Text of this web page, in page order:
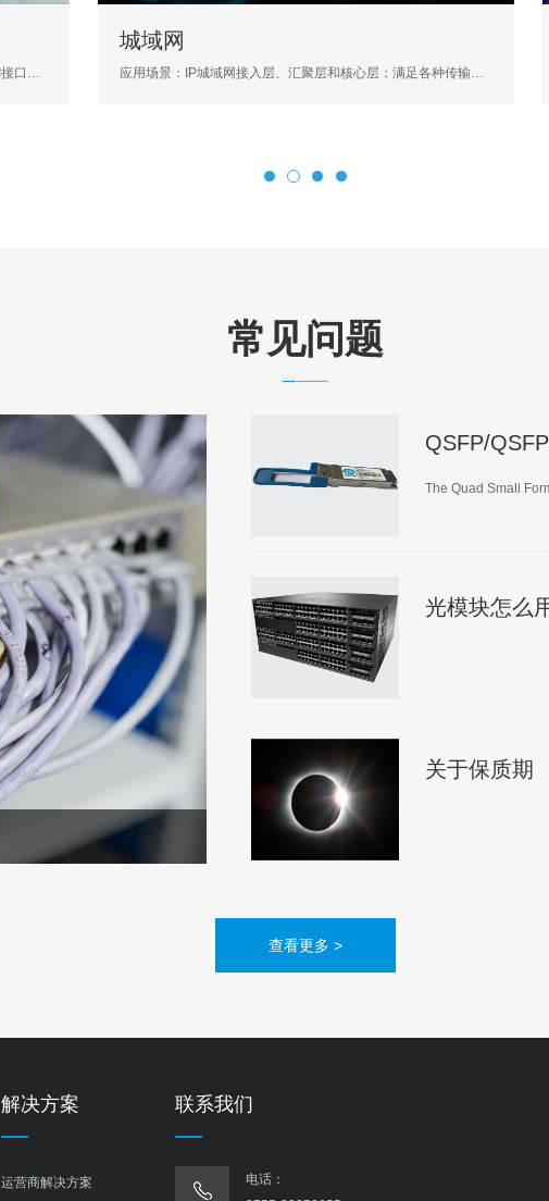
应用场景：IP城域网接入层、汇聚层和核心层；满足各种传输速率和距离的要求...
常见问题
QSFP/
The Quad Small
光模块怎么
关于保质期
查看更多 >
解决方案
运营商解决方案
联系我们
电话：